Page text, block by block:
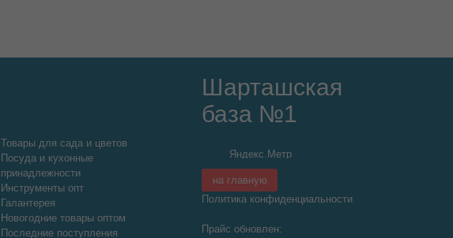
Товары для сада и цветов
Посуда и кухонные
принадлежности
Инструменты опт
Галантерея
Новогодние товары оптом
Последние поступления
Шарташская
база №1
на главную
Политика конфиденциальности
Прайс обновлен: